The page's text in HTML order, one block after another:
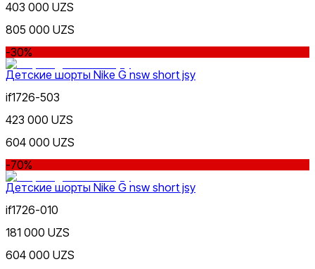
403 000 UZS
805 000 UZS
-30%
Детские шорты Nike G nsw short jsy
if1726-503
423 000 UZS
604 000 UZS
-70%
Детские шорты Nike G nsw short jsy
if1726-010
181 000 UZS
604 000 UZS